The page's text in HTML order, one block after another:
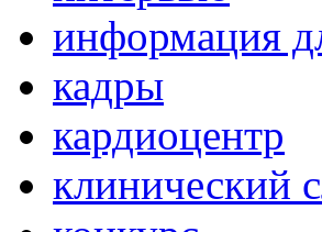
информация
кадры
кардиоцентр
клинический